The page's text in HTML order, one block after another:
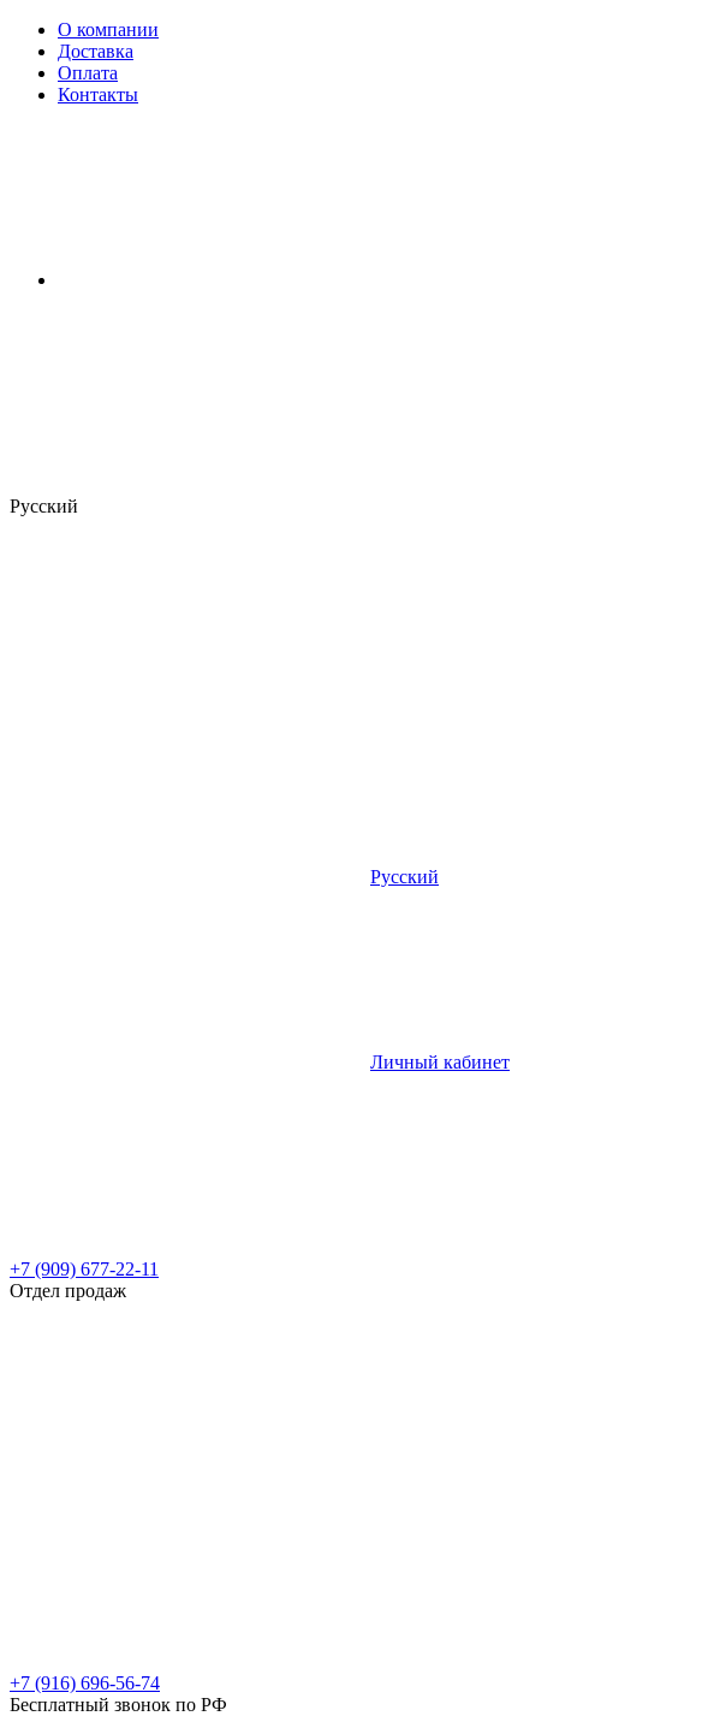
О компании
Доставка
Оплата
Контакты
Русский
Русский
Личный кабинет
+7 (909) 677-22-11
Отдел продаж
+7 (916) 696-56-74
Бесплатный звонок по РФ